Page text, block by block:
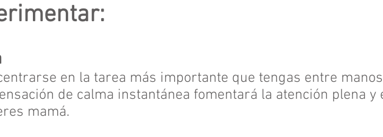
en la tarea más importante que tengas entre
de calma instantánea fomentará la atención plena y
mamá.